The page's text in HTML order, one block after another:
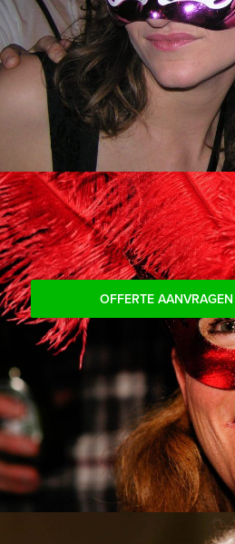
OFFERTE AANVRAGEN
in Maastricht
Dinner Game van Huisbrand